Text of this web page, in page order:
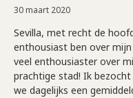
30 maart 2020
Sevilla, met recht de
enthousiast ben over
veel enthousiaster over
prachtige stad! Ik
we dagelijks een